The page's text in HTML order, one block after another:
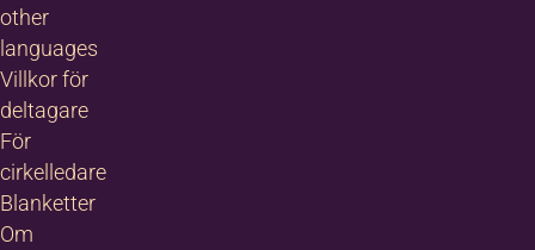
other
languages
Villkor för
deltagare
För
cirkelledare
Blanketter
Om